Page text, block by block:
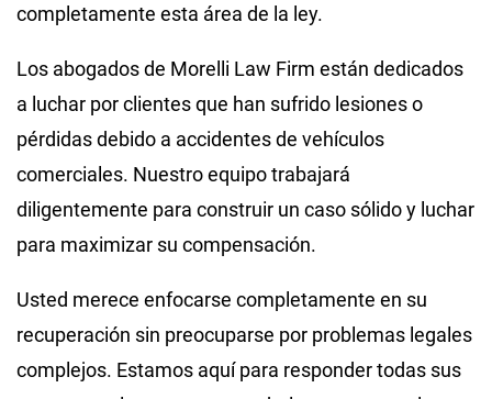
completamente esta área de la ley.
Los abogados de Morelli Law Firm están dedicados
a luchar por clientes que han sufrido lesiones o
pérdidas debido a accidentes de vehículos
comerciales. Nuestro equipo trabajará
diligentemente para construir un caso sólido y luchar
para maximizar su compensación.
Usted merece enfocarse completamente en su
recuperación sin preocuparse por problemas legales
complejos. Estamos aquí para responder todas sus